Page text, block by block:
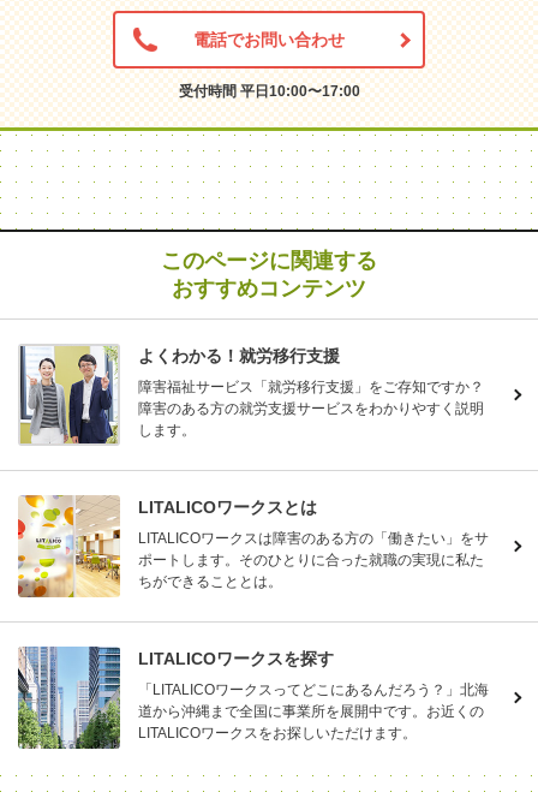
電話でお問い合わせ
受付時間 平日10:00〜17:00
このページに関連する
おすすめコンテンツ
よくわかる！就労移行支援
障害福祉サービス「就労移行支援」をご存知ですか？
障害のある方の就労支援サービスをわかりやすく説明
します。
LITALICOワークスとは
LITALICOワークスは障害のある方の「働きたい」をサ
ポートします。そのひとりに合った就職の実現に私た
ちができることとは。
LITALICOワークスを探す
「LITALICOワークスってどこにあるんだろう？」北海
道から沖縄まで全国に事業所を展開中です。お近くの
LITALICOワークスをお探しいただけます。